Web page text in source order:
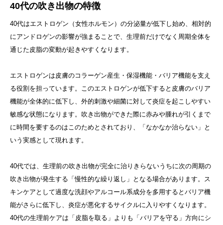
40代の吹き出物の特徴
40代はエストロゲン（女性ホルモン）の分泌量が低下し始め、相対的
にアンドロゲンの影響が強まることで、生理前だけでなく周期全体を
通じた皮脂の変動が起きやすくなります。
エストロゲンは皮膚のコラーゲン産生・保湿機能・バリア機能を支え
る役割を担っています。このエストロゲンが低下すると皮膚のバリア
機能が全体的に低下し、外的刺激や細菌に対して炎症を起こしやすい
敏感な状態になります。吹き出物ができた際に赤みや腫れが引くまで
に時間を要するのはこのためとされており、「なかなか治らない」と
いう実感として現れます。
40代では、生理前の吹き出物が完全に治りきらないうちに次の周期の
吹き出物が発生する「慢性的な繰り返し」となる場合があります。ス
キンケアとして過度な洗顔やアルコール系成分を多用するとバリア機
能がさらに低下し、炎症が悪化するサイクルに入りやすくなります。
40代の生理前ケアは「皮脂を取る」よりも「バリアを守る」方向にシ